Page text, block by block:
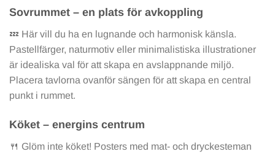
Sovrummet – en plats för avkoppling
💤 Här vill du ha en lugnande och harmonisk känsla.
Pastellfärger, naturmotiv eller minimalistiska illustrationer
är idealiska val för att skapa en avslappnande miljö.
Placera tavlorna ovanför sängen för att skapa en central
punkt i rummet.
Köket – energins centrum
🍴 Glöm inte köket! Posters med mat- och dryckesteman